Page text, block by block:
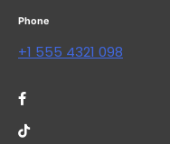
Phone
+1 555 4321 098